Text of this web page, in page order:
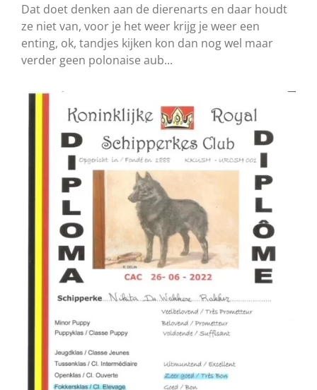
Dat doet denken aan de dierenarts en daar houdt
ze niet van, voor je het weer krijg je weer een
enting, ok, tandjes kijken kon dan nog wel maar
verder geen polonaise aub...